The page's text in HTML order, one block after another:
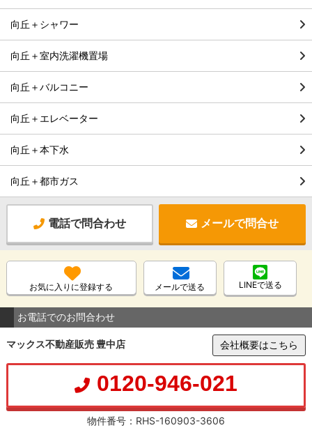
向丘＋シャワー
向丘＋室内洗濯機置場
向丘＋バルコニー
向丘＋エレベーター
向丘＋本下水
向丘＋都市ガス
電話で問合わせ メールで問合せ
お気に入りに登録する メールで送る LINEで送る
お電話でのお問合わせ
マックス不動産販売 豊中店 会社概要はこちら
0120-946-021
物件番号：RHS-160903-3606